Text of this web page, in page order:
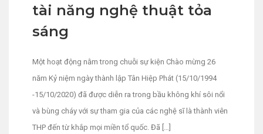
tài năng nghệ thuật tỏa
sáng
Một hoạt động nằm trong chuỗi sự kiện Chào mừng 26
năm Kỷ niệm ngày thành lập Tân Hiệp Phát (15/10/1994
-15/10/2020) đã được diễn ra trong bầu không khí sôi nổi
và bùng cháy với sự tham gia của các nghệ sĩ là thành viên
THP đến từ khắp mọi miền tổ quốc. Đã […]